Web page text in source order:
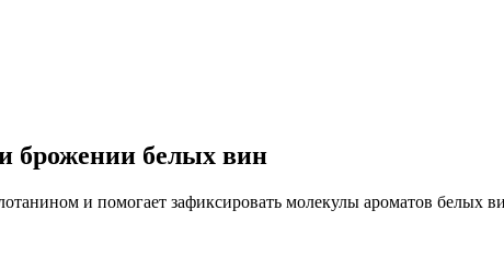
брожении белых вин
и помогает зафиксировать молекулы ароматов белых